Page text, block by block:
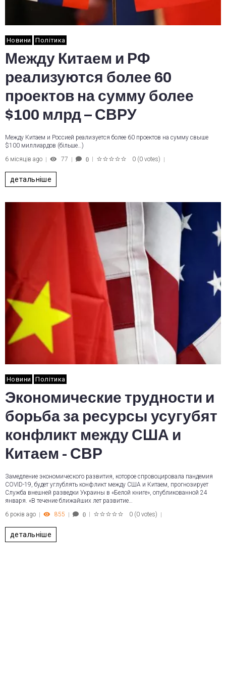
Новини Політика
Между Китаем и РФ
реализуются более 60
проектов на сумму более
$100 млрд – СВРУ
Между Китаем и Россией реализуется более 60 проектов на сумму свыше
$100 миллиардов (більше…)
6 місяців ago
77 0 0 (0 votes)
детальніше
Новини Політика
Экономические трудности и
борьба за ресурсы усугубят
конфликт между США и
Китаем - СВР
Замедление экономического развития, которое спровоцировала пандемия
COVID-19, будет углублять конфликт между США и Китаем, прогнозирует
Служба внешней разведки Украины в «Белой книге», опубликованной 24
января. «В течение ближайших лет развитие…
6 років ago
855 0 0 (0 votes)
детальніше